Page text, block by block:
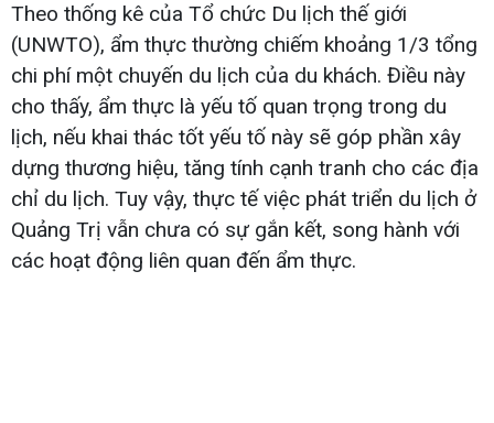
Theo thống kê của Tổ chức Du lịch thế giới
(UNWTO), ẩm thực thường chiếm khoảng 1/3 tổng
chi phí một chuyến du lịch của du khách. Điều này
cho thấy, ẩm thực là yếu tố quan trọng trong du
lịch, nếu khai thác tốt yếu tố này sẽ góp phần xây
dựng thương hiệu, tăng tính cạnh tranh cho các địa
chỉ du lịch. Tuy vậy, thực tế việc phát triển du lịch ở
Quảng Trị vẫn chưa có sự gắn kết, song hành với
các hoạt động liên quan đến ẩm thực.